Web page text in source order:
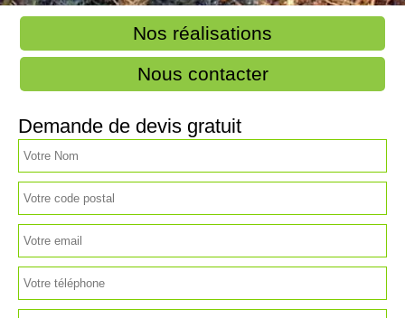
Nos réalisations
Nous contacter
Demande de devis gratuit